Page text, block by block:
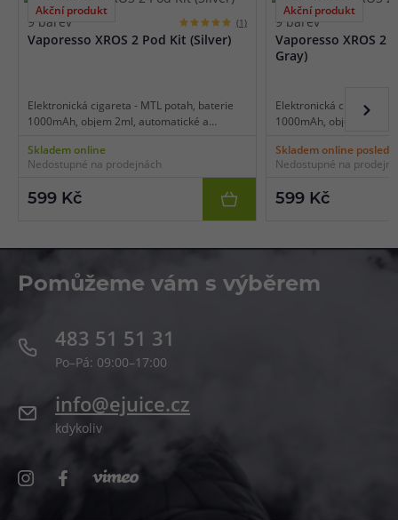
Akční produkt
9 barev (1)
Vaporesso XROS 2 Pod Kit (Silver)
Elektronická cigareta - MTL potah, baterie
1000mAh, objem 2ml, automatické a
16W, dobíjení USB-C, regulace air-flow, LED
indikace stavu baterie.
Skladem online
Nedostupné na prodejnách
599 Kč
Akční produkt
9 barev
Vaporesso XROS 2
Gray)
Elektronická cigareta -
1000mAh, objem 2ml,
16W, dobíjení USB-C,
indikace stavu baterie.
Skladem online
Nedostupné na
599 Kč
Pomůžeme vám s výběrem
483 51 51 31
Po–Pá: 09:00–17:00
info@ejuice.cz
kdykoliv